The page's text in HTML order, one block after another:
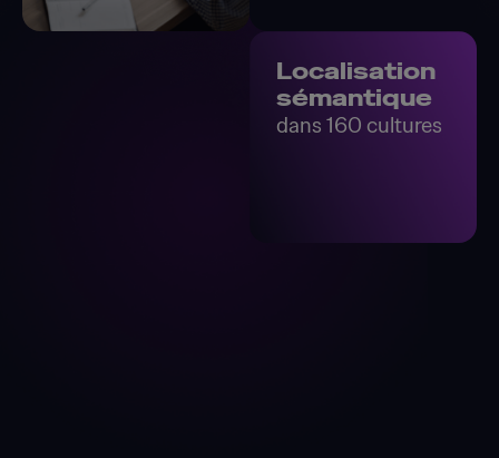
Localisation
sémantique
dans 160 cultures